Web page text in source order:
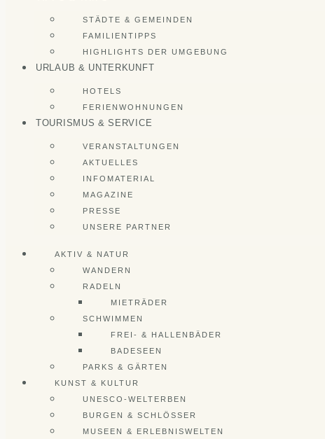
STÄDTE & GEMEINDEN
FAMILIENTIPPS
HIGHLIGHTS DER UMGEBUNG
URLAUB & UNTERKUNFT
HOTELS
FERIENWOHNUNGEN
TOURISMUS & SERVICE
VERANSTALTUNGEN
AKTUELLES
INFOMATERIAL
MAGAZINE
PRESSE
UNSERE PARTNER
AKTIV & NATUR
WANDERN
RADELN
MIETRÄDER
SCHWIMMEN
FREI- & HALLENBÄDER
BADESEEN
PARKS & GÄRTEN
KUNST & KULTUR
UNESCO-WELTERBEN
BURGEN & SCHLÖSSER
MUSEEN & ERLEBNISWELTEN